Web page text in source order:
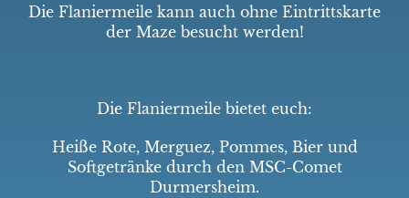
Die Flaniermeile kann auch ohne Eintrittskarte
der Maze besucht werden!
Die Flaniermeile bietet euch:
Heiße Rote, Merguez, Pommes, Bier und
Softgetränke durch den MSC-Comet
Durmersheim.